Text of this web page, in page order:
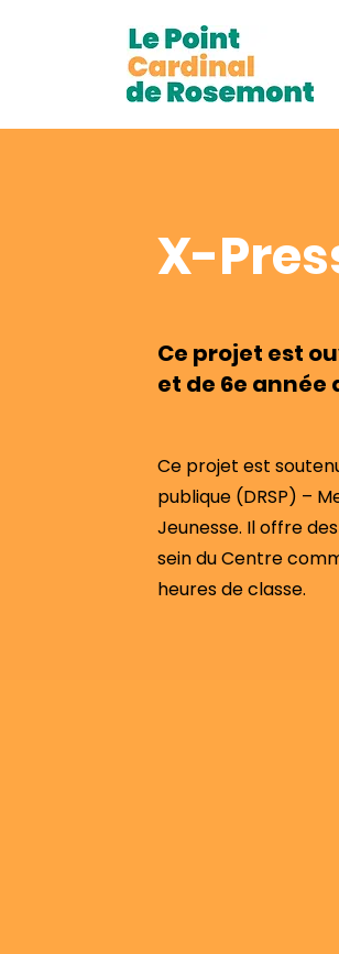
X-
Ce projet est
et de 6e année
Ce projet est
publique (DRSP) –
Jeunesse. Il offre
sein du Centre
heures de classe.